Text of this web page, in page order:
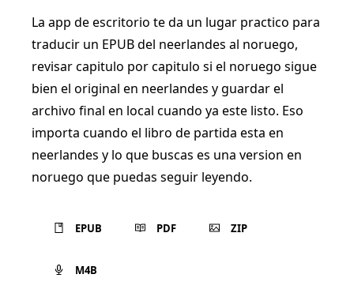
La app de escritorio te da un lugar practico para
traducir un EPUB del neerlandes al noruego,
revisar capitulo por capitulo si el noruego sigue
bien el original en neerlandes y guardar el
archivo final en local cuando ya este listo. Eso
importa cuando el libro de partida esta en
neerlandes y lo que buscas es una version en
noruego que puedas seguir leyendo.
EPUB PDF ZIP
M4B